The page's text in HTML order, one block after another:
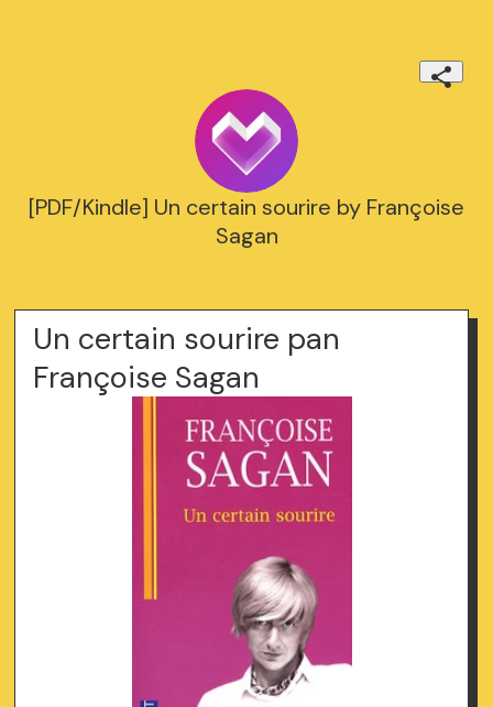
[PDF/Kindle] Un certain sourire by Françoise
Sagan
Un certain sourire pan
Françoise Sagan